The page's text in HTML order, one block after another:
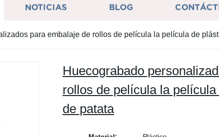
NOTICIAS BLOG
para embalaje de rollos de película la película de
Huecograbado
rollos de película la
de patata